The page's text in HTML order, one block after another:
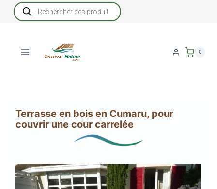
Recherche
de
produits
0
Terrasse en bois en Cumaru, pour
couvrir une cour carrelée